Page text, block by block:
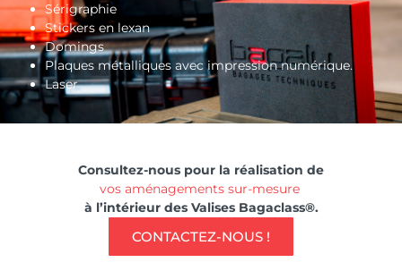
Sérigraphie
Stickers en lexan
Domings
Plaques métalliques avec impression numérique.
Laser
Consultez-nous pour la réalisation de
vos aménagements sur-mesure
à l’intérieur des Valises Bagaclass®.
CONTACTEZ-NOUS !